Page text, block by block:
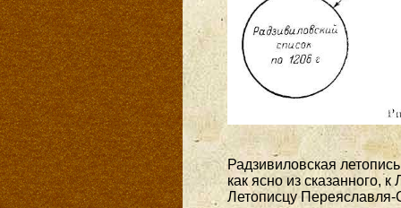
Радзивиловская
как ясно из сказанного,
Летописцу